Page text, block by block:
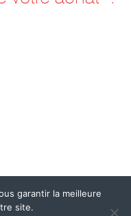
garantir la meilleure
site.